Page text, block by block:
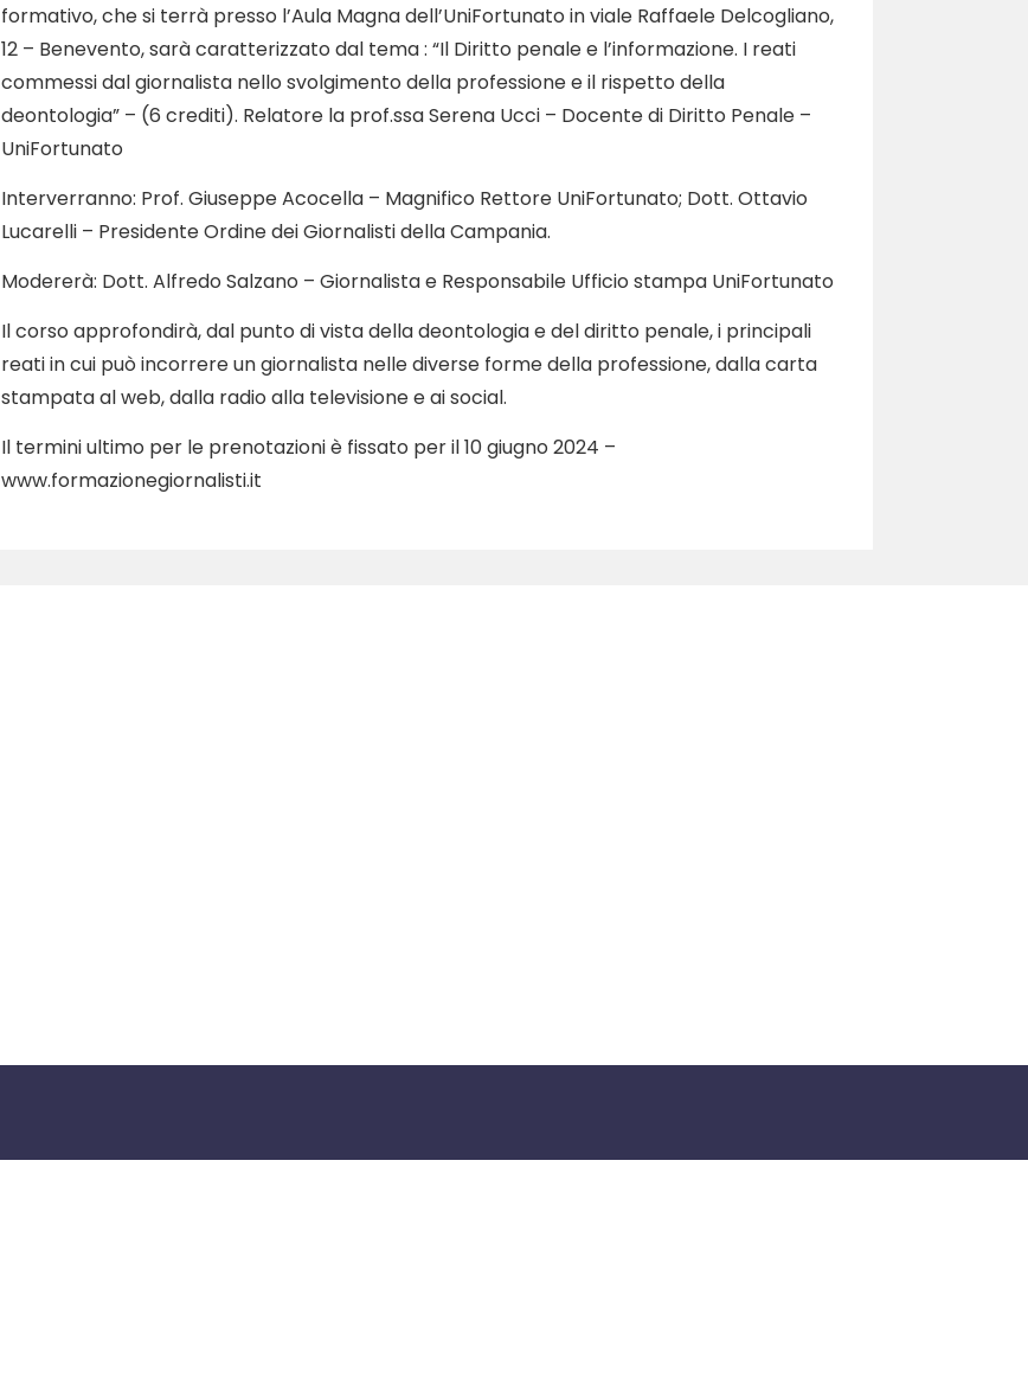
formativo, che si terrà presso l’Aula Magna dell’UniFortunato in viale Raffaele Delcogliano,
12 – Benevento, sarà caratterizzato dal tema : “Il Diritto penale e l’informazione. I reati
commessi dal giornalista nello svolgimento della professione e il rispetto della
deontologia” – (6 crediti). Relatore la prof.ssa Serena Ucci – Docente di Diritto Penale –
UniFortunato
Interverranno: Prof. Giuseppe Acocella – Magnifico Rettore UniFortunato; Dott. Ottavio
Lucarelli – Presidente Ordine dei Giornalisti della Campania.
Modererà: Dott. Alfredo Salzano – Giornalista e Responsabile Ufficio stampa UniFortunato
Il corso approfondirà, dal punto di vista della deontologia e del diritto penale, i principali
reati in cui può incorrere un giornalista nelle diverse forme della professione, dalla carta
stampata al web, dalla radio alla televisione e ai social.
Il termini ultimo per le prenotazioni è fissato per il 10 giugno 2024 –
www.formazionegiornalisti.it